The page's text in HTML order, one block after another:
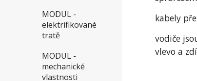
MODUL -
elektrifikované
tratě
MODUL -
mechanické
vlastnosti
kabely
vodiče
vlevo a